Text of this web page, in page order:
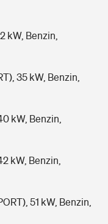
kW, Benzin,
35 kW, Benzin,
kW, Benzin,
kW, Benzin,
51 kW, Benzin,